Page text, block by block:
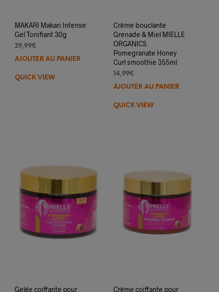
MAKARI Makari Intense
Gel Tonifiant 30g
29,99€
AJOUTER AU PANIER
QUICK VIEW
Crème bouclante
Grenade & Miel MIELLE
ORGANICS
Pomegranate Honey
Curl smoothie 355ml
14,99€
AJOUTER AU PANIER
QUICK VIEW
Gelée coiffante pour Crème coiffante pour